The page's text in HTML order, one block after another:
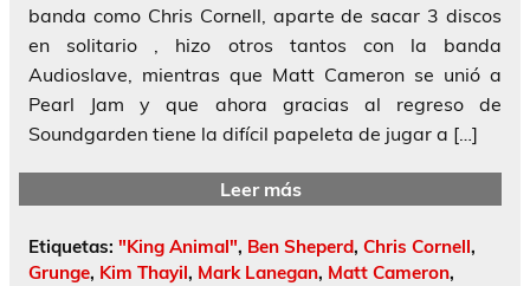
banda como Chris Cornell, aparte de sacar 3 discos
en solitario , hizo otros tantos con la banda
Audioslave, mientras que Matt Cameron se unió a
Pearl Jam y que ahora gracias al regreso de
Soundgarden tiene la difícil papeleta de jugar a […]
Leer más
Etiquetas: "King Animal", Ben Sheperd, Chris Cornell,
Grunge, Kim Thayil, Mark Lanegan, Matt Cameron,